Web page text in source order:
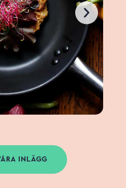
INLÄGG